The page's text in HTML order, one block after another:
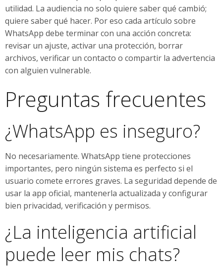
utilidad. La audiencia no solo quiere saber qué cambió;
quiere saber qué hacer. Por eso cada artículo sobre
WhatsApp debe terminar con una acción concreta:
revisar un ajuste, activar una protección, borrar
archivos, verificar un contacto o compartir la advertencia
con alguien vulnerable.
Preguntas frecuentes
¿WhatsApp es inseguro?
No necesariamente. WhatsApp tiene protecciones
importantes, pero ningún sistema es perfecto si el
usuario comete errores graves. La seguridad depende de
usar la app oficial, mantenerla actualizada y configurar
bien privacidad, verificación y permisos.
¿La inteligencia artificial
puede leer mis chats?